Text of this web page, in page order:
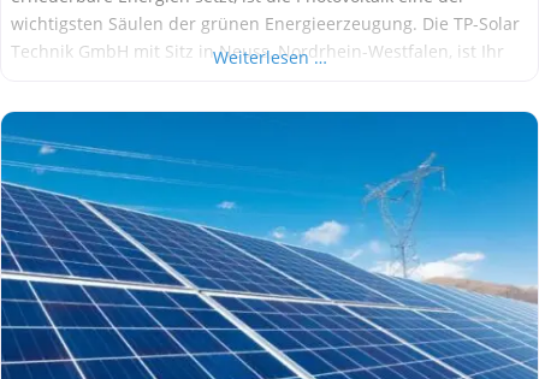
wichtigsten Säulen der grünen Energieerzeugung. Die TP-Solar
Technik GmbH mit Sitz in Neuss, Nordrhein-Westfalen, ist Ihr
maßgeschneiderte Lösungen für private Haushalte,
Unternehmen
Weiterlesen …